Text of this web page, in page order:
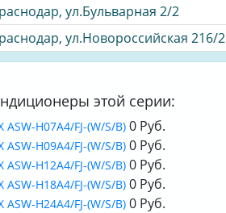
ул.Бульварная 2/2
ул.Новороссийская 216/2
этой серии:
ASW-H07A4/FJ-(W/S/B) 0 Руб.
ASW-H09A4/FJ-(W/S/B) 0 Руб.
ASW-H12A4/FJ-(W/S/B) 0 Руб.
ASW-H18A4/FJ-(W/S/B) 0 Руб.
ASW-H24A4/FJ-(W/S/B) 0 Руб.